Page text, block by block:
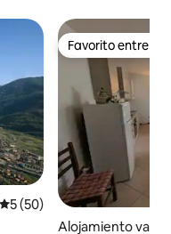
Calificación promedio: 5 de
5 (50)
Favorito entre
Favorito entre
Alojamiento